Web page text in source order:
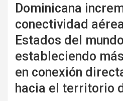
Dominicana
conectividad
Estados del
estableciendo
en conexión
hacia el territorio